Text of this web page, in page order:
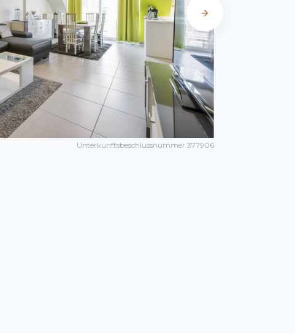
Unterkunftsbeschlussnummer 377906